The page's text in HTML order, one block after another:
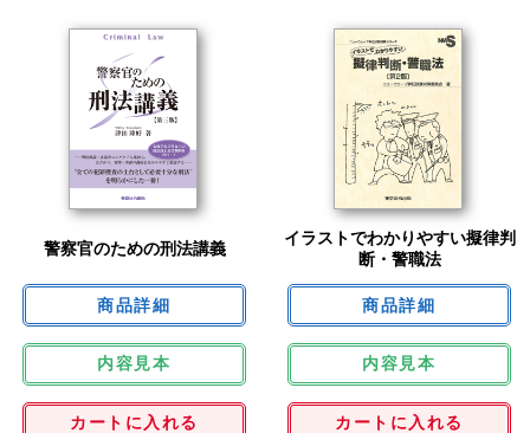
警察官のための刑法講義
内容見本
カートに入れる
イラストでわかりやすい擬律判
断・警職法
内容見本
カートに入れる